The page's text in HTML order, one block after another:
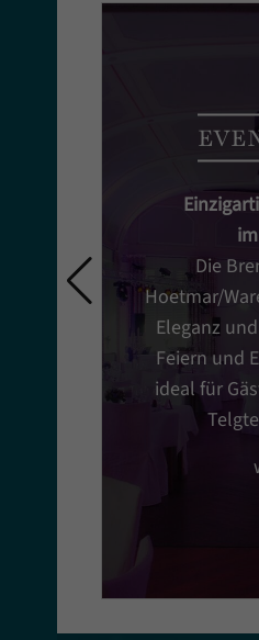
Die
Hoetmar/
Eleganz
Feiern und
ideal für